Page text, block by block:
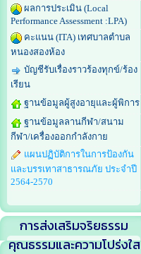
ผลการประเมิน (Local
Performance Assessment :LPA)
คะแนน (ITA) เทศบาลตำบล
หนองสองห้อง
บัญชีรับเรื่องราวร้องทุกข์/ร้อง
เรียน
ฐานข้อมูลผู้สูงอายุและผู้พิการ
ฐานข้อมูลลานกีฬา/สนาม
กีฬา/เครื่องออกกำลังกาย
แผนปฏิบัติการในการป้องกัน
และบรรเทาสาธารณภัย ประจำปี
2564-2570
การส่งเสริมจริยธรรม
คุณธรรมและความโปร่งใส